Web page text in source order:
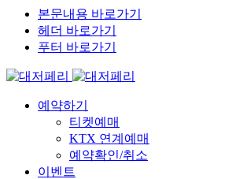
본문내용 바로가기
헤더 바로가기
푸터 바로가기
예약하기
티켓예매
KTX 연계예매
예약확인/취소
이벤트